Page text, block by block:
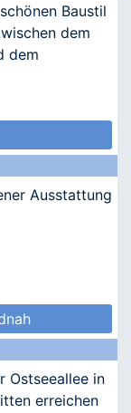
Baustil
dem
dem
Ausstattung
Ostseeallee in
erreichen